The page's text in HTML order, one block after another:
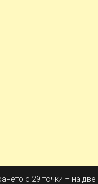
с 29 точки – на две